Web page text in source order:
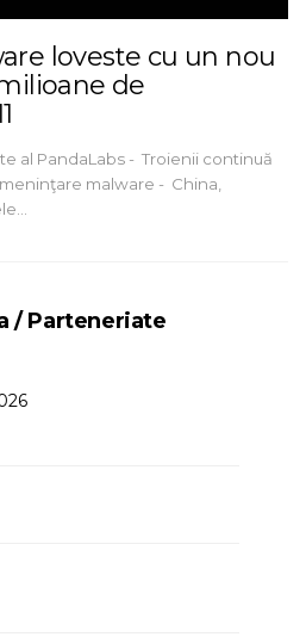
loveste cu un nou
de
al PandaLabs - Troienii continuă
malware - China,
/ Parteneriate